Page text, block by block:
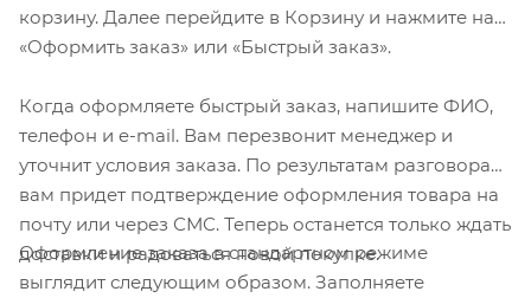
корзину. Далее перейдите в Корзину и нажмите на
«Оформить заказ» или «Быстрый заказ».
Когда оформляете быстрый заказ, напишите ФИО,
телефон и e-mail. Вам перезвонит менеджер и
уточнит условия заказа. По результатам разговора
вам придет подтверждение оформления товара на
почту или через СМС. Теперь останется только ждать
доставки и радоваться новой покупке.
Оформление заказа в стандартном режиме
выглядит следующим образом. Заполняете